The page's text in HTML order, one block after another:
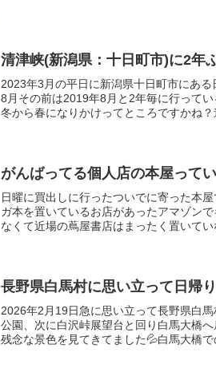
清津峡(新潟県：十日町市)に2年
2023年3月の平日に新潟県十日町市にあ
8月その前は2019年8月と2年毎に行って
冬から春になりかけってところですかね？
がんばってる個人店の本屋って
日曜に買出しに行ったついでに寄った本
ガ本を置いているお店があったアマゾン
なくて近場の蔦屋書店はまったく置いてい
長野県白馬村に思い立って日帰
2026年2月19日急に思い立って長野県白
公園、次に白沢峠展望台と回り白馬大橋
残念な景色を見てきてました💦白馬大橋で